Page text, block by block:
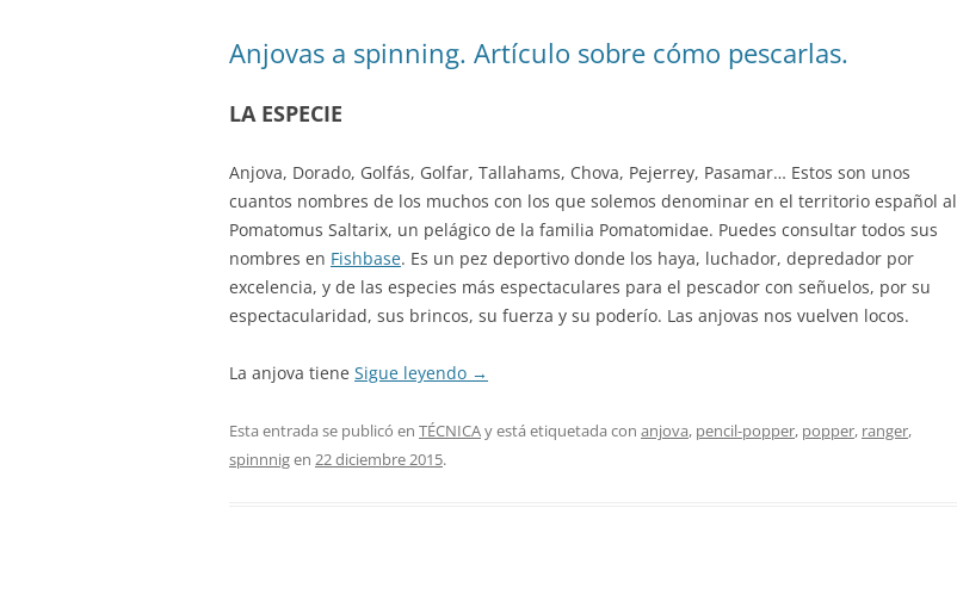
Anjovas a spinning. Artículo sobre cómo pescarlas.
LA ESPECIE
Anjova, Dorado, Golfás, Golfar, Tallahams, Chova, Pejerrey, Pasamar… Estos son unos
cuantos nombres de los muchos con los que solemos denominar en el territorio español al
Pomatomus Saltarix, un pelágico de la familia Pomatomidae. Puedes consultar todos sus
nombres en Fishbase. Es un pez deportivo donde los haya, luchador, depredador por
excelencia, y de las especies más espectaculares para el pescador con señuelos, por su
espectacularidad, sus brincos, su fuerza y su poderío. Las anjovas nos vuelven locos.
La anjova tiene Sigue leyendo →
Esta entrada se publicó en TÉCNICAy está etiquetada con anjova, pencil-popper, popper, ranger,
spinnnigen 22 diciembre 2015.